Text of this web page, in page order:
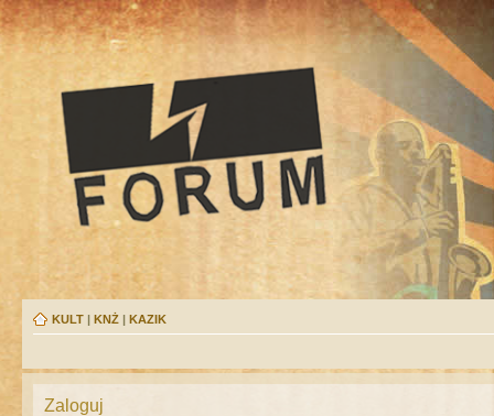
KULT | KNŻ | KAZIK
Zaloguj